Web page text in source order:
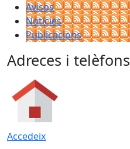
Avisos
Notícies
Publicacions
Adreces i telèfons
Accedeix